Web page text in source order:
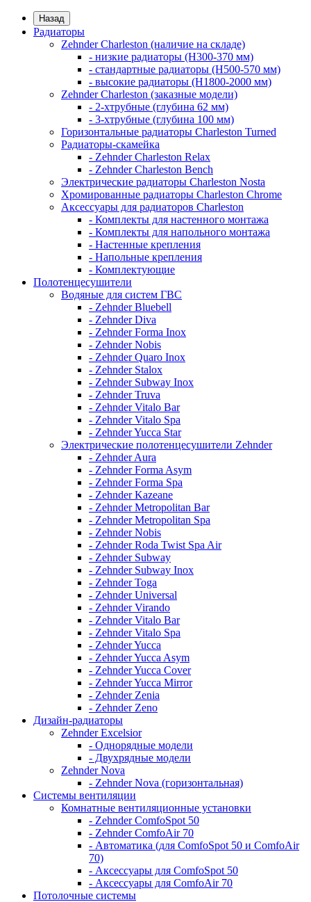
Назад
Радиаторы
Zehnder Charleston (наличие на складе)
- низкие радиаторы (H300-370 мм)
- стандартные радиаторы (H500-570 мм)
- высокие радиаторы (H1800-2000 мм)
Zehnder Charleston (заказные модели)
- 2-хтрубные (глубина 62 мм)
- 3-хтрубные (глубина 100 мм)
Горизонтальные радиаторы Charleston Turned
Радиаторы-скамейка
- Zehnder Charleston Relax
- Zehnder Charleston Bench
Электрические радиаторы Charleston Nosta
Хромированные радиаторы Charleston Chrome
Аксессуары для радиаторов Charleston
- Комплекты для настенного монтажа
- Комплекты для напольного монтажа
- Настенные крепления
- Напольные крепления
- Комплектующие
Полотенцесушители
Водяные для систем ГВС
- Zehnder Bluebell
- Zehnder Diva
- Zehnder Forma Inox
- Zehnder Nobis
- Zehnder Quaro Inox
- Zehnder Stalox
- Zehnder Subway Inox
- Zehnder Truva
- Zehnder Vitalo Bar
- Zehnder Vitalo Spa
- Zehnder Yucca Star
Электрические полотенцесушители Zehnder
- Zehnder Aura
- Zehnder Forma Asym
- Zehnder Forma Spa
- Zehnder Kazeane
- Zehnder Metropolitan Bar
- Zehnder Metropolitan Spa
- Zehnder Nobis
- Zehnder Roda Twist Spa Air
- Zehnder Subway
- Zehnder Subway Inox
- Zehnder Toga
- Zehnder Universal
- Zehnder Virando
- Zehnder Vitalo Bar
- Zehnder Vitalo Spa
- Zehnder Yucca
- Zehnder Yucca Asym
- Zehnder Yucca Cover
- Zehnder Yucca Mirror
- Zehnder Zenia
- Zehnder Zeno
Дизайн-радиаторы
Zehnder Excelsior
- Однорядные модели
- Двухрядные модели
Zehnder Nova
- Zehnder Nova (горизонтальная)
Системы вентиляции
Комнатные вентиляционные установки
- Zehnder ComfoSpot 50
- Zehnder ComfoAir 70
- Автоматика (для ComfoSpot 50 и ComfoAir
70)
- Аксессуары для ComfoSpot 50
- Аксессуары для ComfoAir 70
Потолочные системы